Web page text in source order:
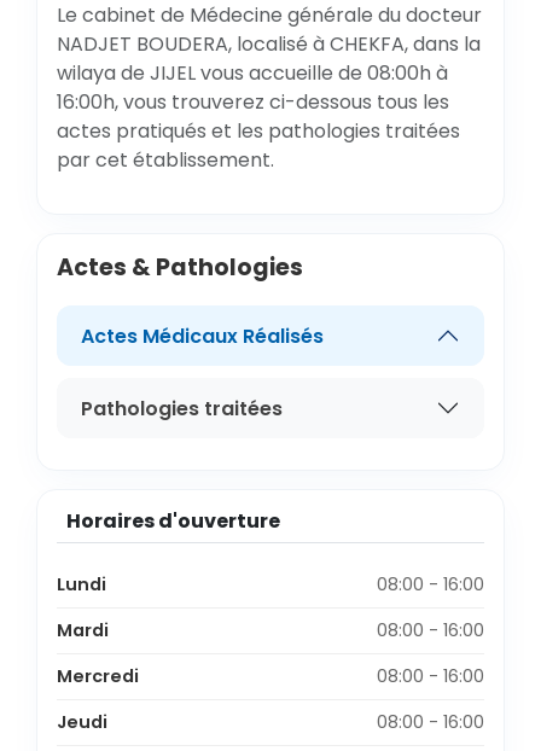
Le cabinet de Médecine générale du docteur
NADJET BOUDERA, localisé à CHEKFA, dans la
wilaya de JIJEL vous accueille de 08:00h à
16:00h, vous trouverez ci-dessous tous les
actes pratiqués et les pathologies traitées
par cet établissement.
Actes & Pathologies
Actes Médicaux Réalisés
Pathologies traitées
Horaires d'ouverture
Lundi
08:00 - 16:00
Mardi
08:00 - 16:00
Mercredi
08:00 - 16:00
Jeudi
08:00 - 16:00